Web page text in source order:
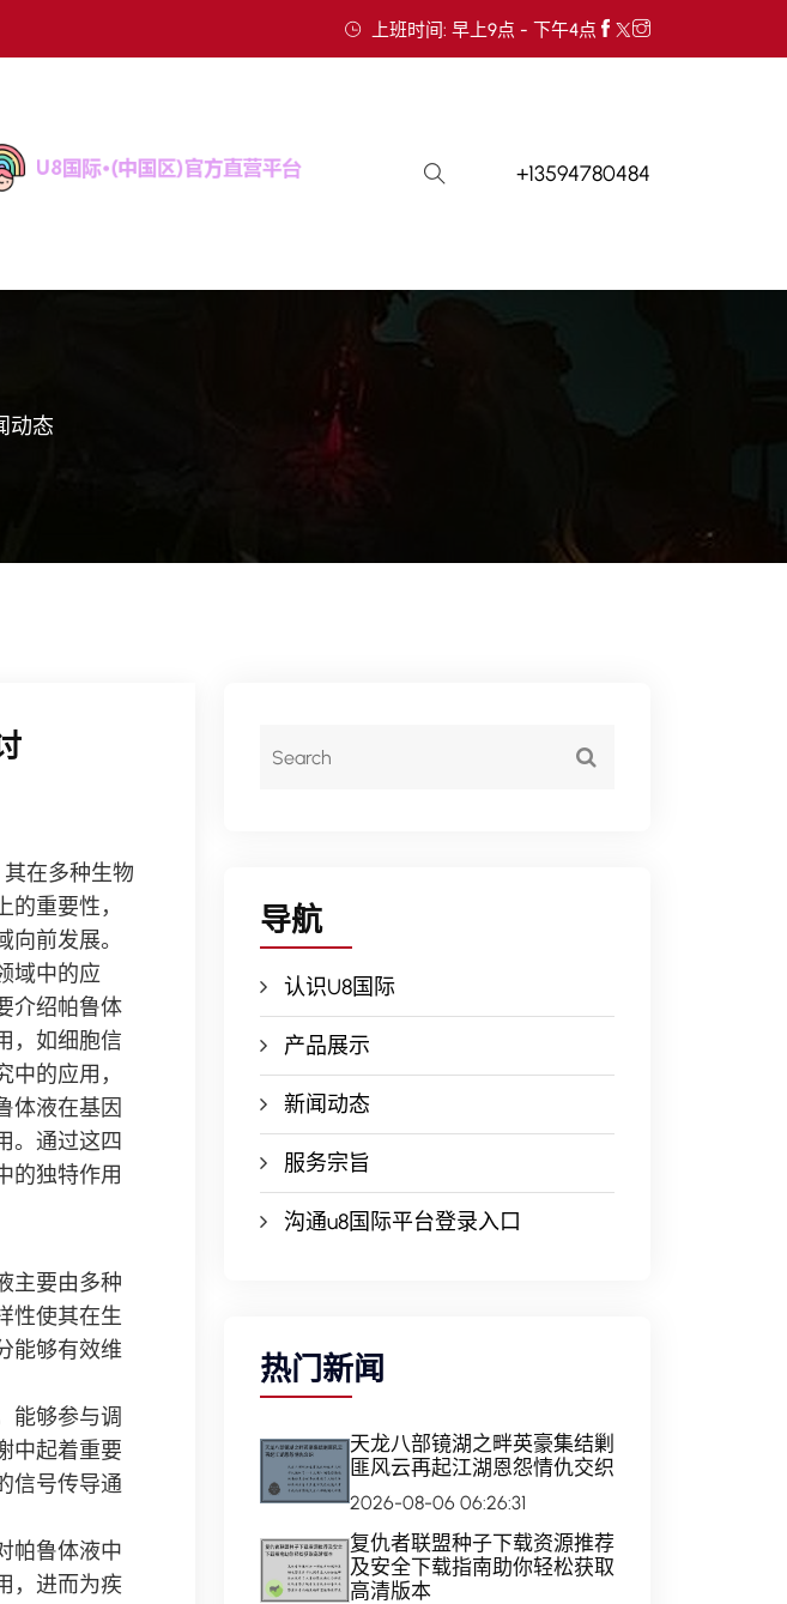
上班时间: 早上9点 - 下午4点
+13594780484
动态
在多种生物
重要性，
前发展。
域中的应
介绍帕鲁体
，如细胞信
的应用，
体液在基因
。通过这四
的独特作用
主要由多种
性使其在生
能够有效维
能够参与调
中起着重要
信号传导通
帕鲁体液中
，进而为疾
导航
认识U8国际
产品展示
新闻动态
服务宗旨
沟通u8国际平台登录入口
热门新闻
天龙八部镜湖之畔英豪集结剿
匪风云再起江湖恩怨情仇交织
2026-08-06 06:26:31
复仇者联盟种子下载资源推荐
及安全下载指南助你轻松获取
高清版本